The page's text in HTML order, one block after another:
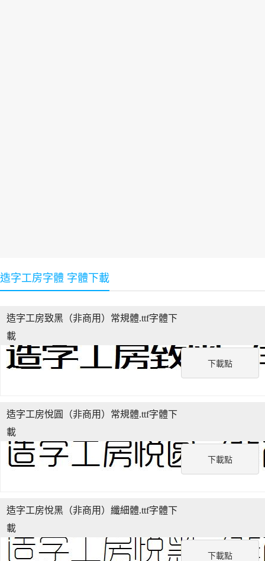
造字工房字體 字體下載
下載點
造字工房致黑（非商用）常規體.ttf字體下
載
下載點
造字工房悅圓（非商用）常規體.ttf字體下
載
下載點
造字工房悅黑（非商用）纖細體.ttf字體下
載